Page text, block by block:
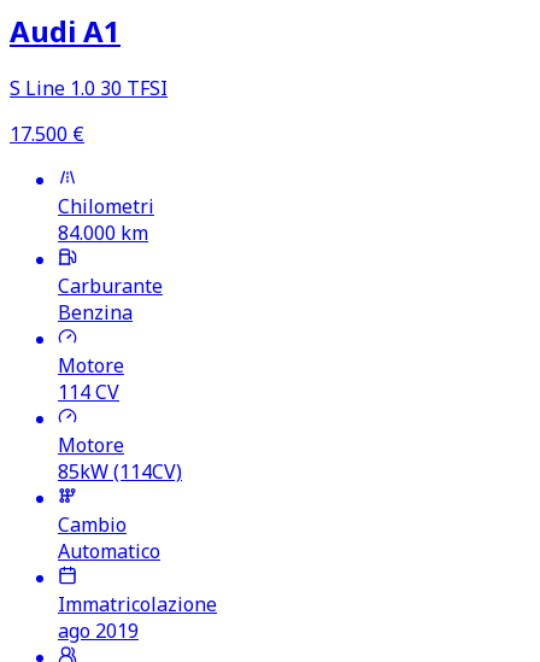
Audi A1
S Line 1.0 30 TFSI
17.500 €
Chilometri
84.000 km
Carburante
Benzina
Motore
114CV
Motore
85kW (114CV)
Cambio
Automatico
Immatricolazione
ago 2019